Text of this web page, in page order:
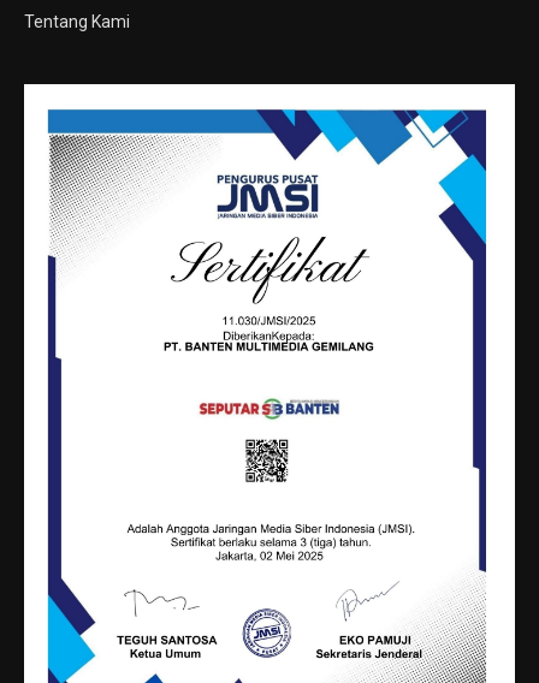
Tentang Kami